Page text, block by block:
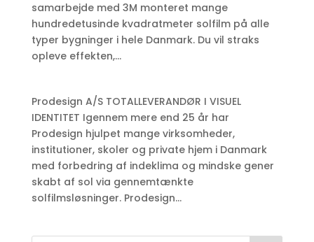
samarbejde med 3M monteret mange
hundredetusinde kvadratmeter solfilm på alle
typer bygninger i hele Danmark. Du vil straks
opleve effekten,...
Prodesign A/S TOTALLEVERANDØR I VISUEL
IDENTITET Igennem mere end 25 år har
Prodesign hjulpet mange virksomheder,
institutioner, skoler og private hjem i Danmark
med forbedring af indeklima og mindske gener
skabt af sol via gennemtænkte
solfilmsløsninger. Prodesign...